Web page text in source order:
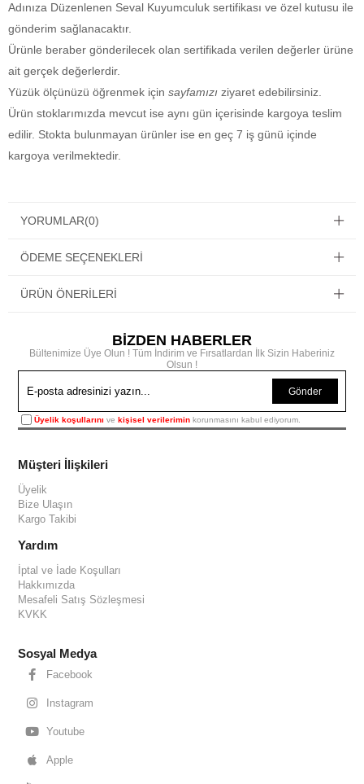
Adınıza Düzenlenen Seval Kuyumculuk sertifikası ve özel kutusu ile
gönderim sağlanacaktır.
Ürünle beraber gönderilecek olan sertifikada verilen değerler ürüne
ait gerçek değerlerdir.
Yüzük ölçünüzü öğrenmek için sayfamızı ziyaret edebilirsiniz.
Ürün stoklarımızda mevcut ise aynı gün içerisinde kargoya teslim
edilir. Stokta bulunmayan ürünler ise en geç 7 iş günü içinde
kargoya verilmektedir.
YORUMLAR(0)
ÖDEME SEÇENEKLERI
ÜRÜN ÖNERILERI
BİZDEN HABERLER
Bültenimize Üye Olun ! Tüm İndirim ve Fırsatlardan İlk Sizin Haberiniz
Olsun !
Gönder
Üyelik koşullarını vekişisel verilerimin korunmasını kabul ediyorum.
Müşteri İlişkileri
Üyelik
Bize Ulaşın
Kargo Takibi
Yardım
İptal ve İade Koşulları
Hakkımızda
Mesafeli Satış Sözleşmesi
KVKK
Sosyal Medya
Facebook
Instagram
Youtube
Apple